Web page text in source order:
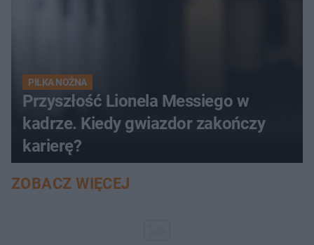
PIŁKA NOŻNA
Przyszłość Lionela Messiego w
kadrze. Kiedy gwiazdor zakończy
karierę?
ZOBACZ WIĘCEJ